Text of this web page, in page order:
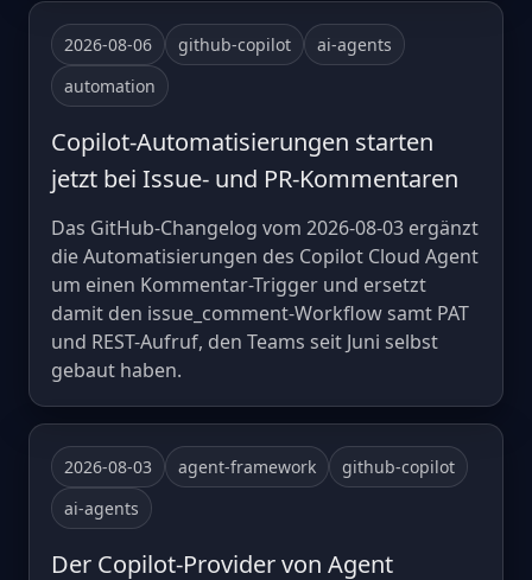
2026-08-06 github-copilot
ai-agents
automation
Copilot-Automatisierungen starten
jetzt bei Issue- und PR-Kommentaren
Das GitHub-Changelog vom 2026-08-03 ergänzt
die Automatisierungen des Copilot Cloud Agent
um einen Kommentar-Trigger und ersetzt
damit den issue_comment-Workflow samt PAT
und REST-Aufruf, den Teams seit Juni selbst
gebaut haben.
2026-08-03 agent-framework
github-copilot
ai-agents
Der Copilot-Provider von Agent